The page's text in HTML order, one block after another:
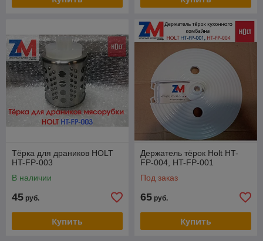
Тёрка для драников HOLT
HT-FP-003
В наличии
45 руб.
Купить
Держатель тёрок Holt HT-
FP-004, HT-FP-001
Под заказ
65 руб.
Купить